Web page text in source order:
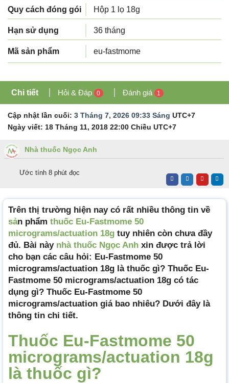
Quy cách đóng gói Hộp 1 lọ 18g
Hạn sử dụng 36 tháng
Mã sản phẩm eu-fastmome
Chi tiết Hỏi & Đáp 0 Đánh giá 1
Cập nhật lần cuối: 3 Tháng 7, 2026 09:33 Sáng UTC+7
Ngày viết: 18 Tháng 11, 2018 22:00 Chiều UTC+7
Nhà thuốc Ngọc Anh
Ước tính 8 phút đọc
Trên thị trường hiện nay có rất nhiều thông tin về
sản phẩm thuốc Eu-Fastmome 50
micrograms/actuation 18g tuy nhiên còn chưa đầy
đủ. Bài này nhà thuốc Ngọc Anh xin được trả lời
cho bạn các câu hỏi: Eu-Fastmome 50
micrograms/actuation 18g là thuốc gì? Thuốc Eu-
Fastmome 50 micrograms/actuation 18g có tác
dụng gì? Thuốc Eu-Fastmome 50
micrograms/actuation giá bao nhiêu? Dưới đây là
thông tin chi tiết.
Thuốc Eu-Fastmome 50
micrograms/actuation 18g
là thuốc gì?